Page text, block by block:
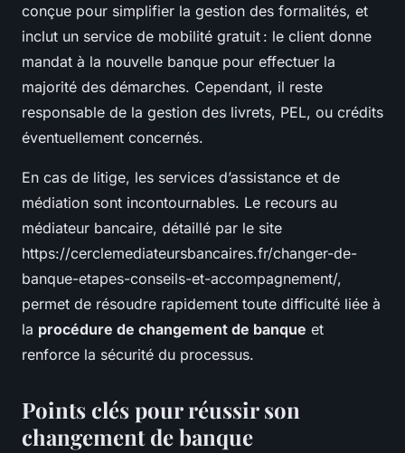
conçue pour simplifier la gestion des formalités, et
inclut un service de mobilité gratuit : le client donne
mandat à la nouvelle banque pour effectuer la
majorité des démarches. Cependant, il reste
responsable de la gestion des livrets, PEL, ou crédits
éventuellement concernés.
En cas de litige, les services d’assistance et de
médiation sont incontournables. Le recours au
médiateur bancaire, détaillé par le site
https://cerclemediateursbancaires.fr/changer-de-
banque-etapes-conseils-et-accompagnement/,
permet de résoudre rapidement toute difficulté liée à
la procédure de changement de banque et
renforce la sécurité du processus.
Points clés pour réussir son
changement de banque